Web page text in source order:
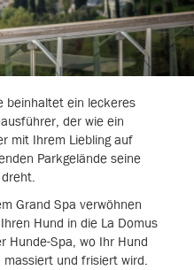
beinhaltet ein leckeres
der wie ein
mit Ihrem Liebling auf
Parkgelände seine
Grand Spa verwöhnen
Hund in die La Domus
Hunde-Spa, wo Ihr Hund
und frisiert wird.